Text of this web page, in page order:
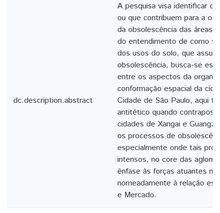
dc.description.abstract
A pesquisa visa identificar
ou que contribuem para a
da obsolescência das áreas
do entendimento de como
dos usos do solo, que
obsolescência, busca-se
entre os aspectos da
conformação espacial da
Cidade de São Paulo, aqui
antitético quando
cidades de Xangai e
os processos de
especialmente onde tais
intensos, no core das
ênfase às forças atuantes
nomeadamente à relação
e Mercado.